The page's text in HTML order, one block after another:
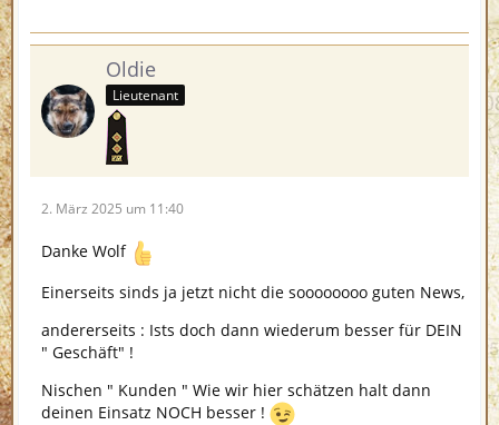
Oldie
Lieutenant
2. März 2025 um 11:40
Danke Wolf
Einerseits sinds ja jetzt nicht die soooooooo guten News,
andererseits : Ists doch dann wiederum besser für DEIN
" Geschäft" !
Nischen " Kunden " Wie wir hier schätzen halt dann
deinen Einsatz NOCH besser !